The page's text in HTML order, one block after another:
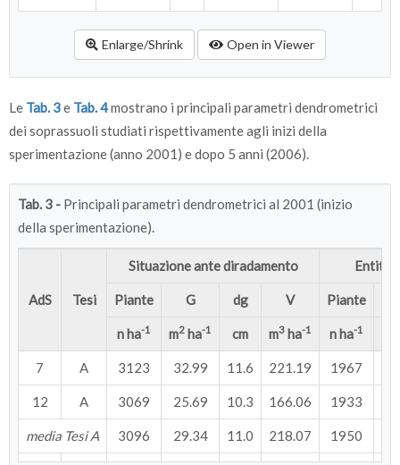
Enlarge/Shrink Open in Viewer
Le Tab. 3e Tab. 4mostrano i principali parametri dendrometrici
dei soprassuoli studiati rispettivamente agli inizi della
sperimentazione (anno 2001) e dopo 5 anni (2006).
Tab. 3 - Principali parametri dendrometrici al 2001 (inizio
della sperimentazione).
AdS Tesi
Situazione ante diradamento Entità
Piante G dg V Piante
n ha-1 m2 ha-1 cm m3 ha-1 n ha-1
7 A 3123 32.99 11.6 221.19 1967
12 A 3069 25.69 10.3 166.06 1933
media Tesi A 3096 29.34 11.0 218.07 1950